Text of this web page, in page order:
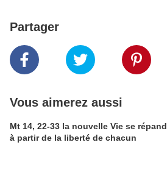
Partager
Vous aimerez aussi
Mt 14, 22-33 la nouvelle Vie se répand
à partir de la liberté de chacun